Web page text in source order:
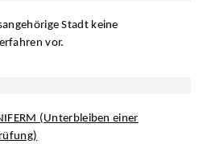
Stadt keine
vor.
(Unterbleiben einer